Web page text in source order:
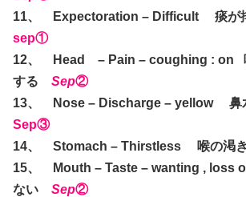
11、 Expectoration – Difficult 痰が
sep①
12、 Head – Pain – coughing : on
する Sep②
13、 Nose – Discharge – yellow 鼻
Sep③
14、 Stomach – Thirstless 喉の渇
15、 Mouth – Taste – wanting , loss
ない Sep②